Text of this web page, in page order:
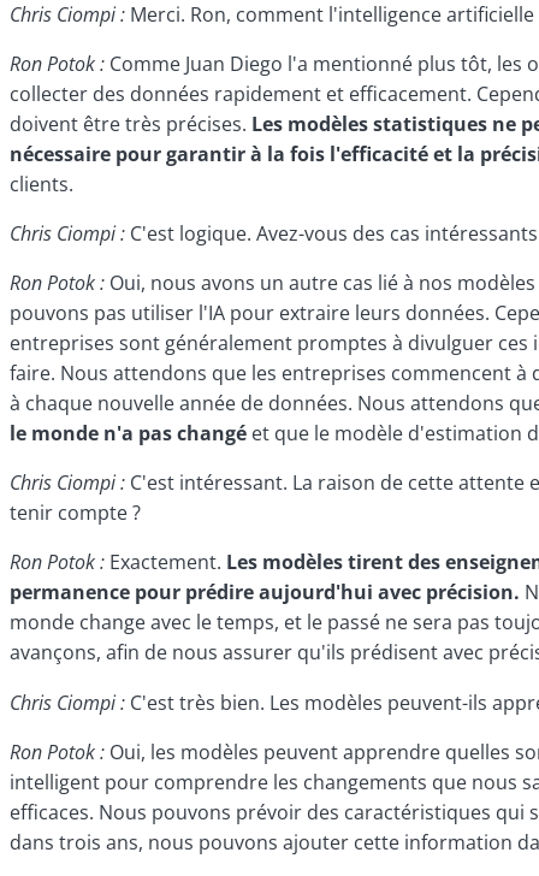
Chris Ciompi : Merci. Ron, comment l'intelligence
Ron Potok : Comme Juan Diego l'a mentionné plus tôt,
collecter des données rapidement et efficacement.
doivent être très précises. Les modèles statistiques ne
nécessaire pour garantir à la fois l'efficacité et la
clients.
Chris Ciompi : C'est logique. Avez-vous des cas
Ron Potok : Oui, nous avons un autre cas lié à nos
pouvons pas utiliser l'IA pour extraire leurs données.
entreprises sont généralement promptes à divulguer
faire. Nous attendons que les entreprises commencent
à chaque nouvelle année de données. Nous attendons
le monde n'a pas changé et que le modèle d'estimation
Chris Ciompi : C'est intéressant. La raison de cette
tenir compte ?
Ron Potok : Exactement. Les modèles tirent des
permanence pour prédire aujourd'hui avec précision.
monde change avec le temps, et le passé ne sera pas
avançons, afin de nous assurer qu'ils prédisent avec
Chris Ciompi : C'est très bien. Les modèles peuvent-ils
Ron Potok : Oui, les modèles peuvent apprendre quelles
intelligent pour comprendre les changements que nous
efficaces. Nous pouvons prévoir des caractéristiques
dans trois ans, nous pouvons ajouter cette information